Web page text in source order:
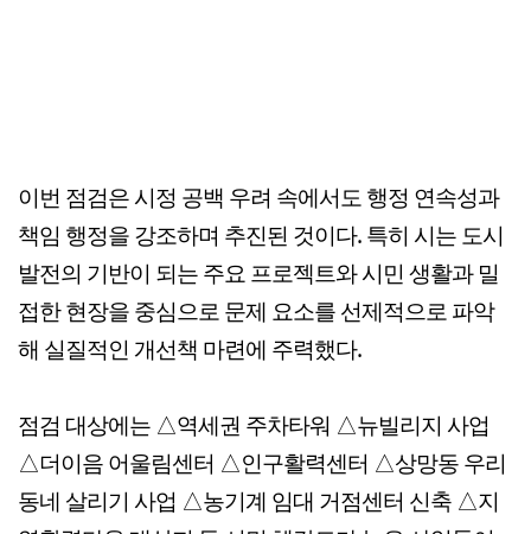
이번 점검은 시정 공백 우려 속에서도 행정 연속성과
책임 행정을 강조하며 추진된 것이다. 특히 시는 도시
발전의 기반이 되는 주요 프로젝트와 시민 생활과 밀
접한 현장을 중심으로 문제 요소를 선제적으로 파악
해 실질적인 개선책 마련에 주력했다.
점검 대상에는 △역세권 주차타워 △뉴빌리지 사업
△더이음 어울림센터 △인구활력센터 △상망동 우리
동네 살리기 사업 △농기계 임대 거점센터 신축 △지